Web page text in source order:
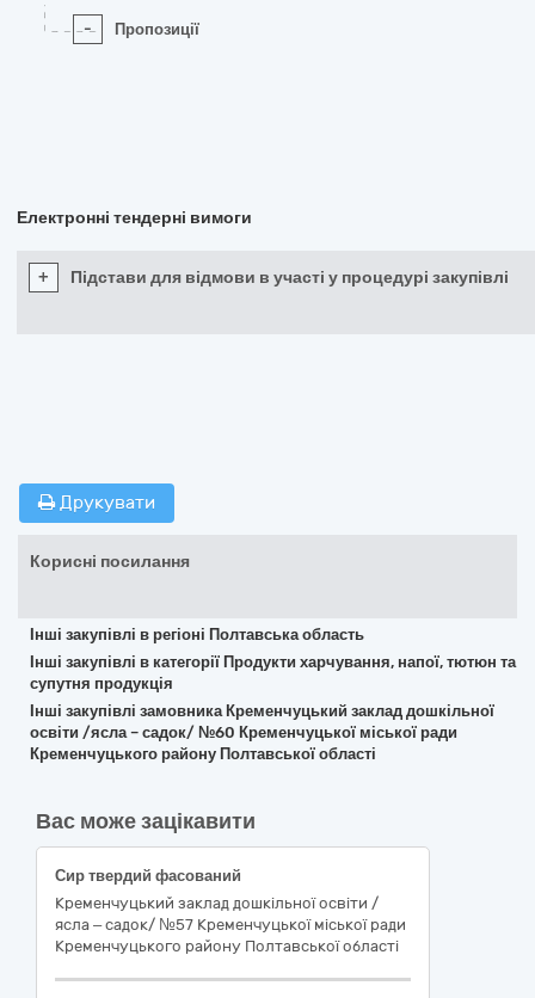
- Пропозиції
Електронні тендерні вимоги
+ Підстави для відмови в участі у процедурі закупівлі
Друкувати
Корисні посилання
Інші закупівлі в регіоні Полтавська область
Інші закупівлі в категорії Продукти харчування, напої, тютюн та
супутня продукція
Інші закупівлі замовника Кременчуцький заклад дошкільної
освіти /ясла – садок/ №60 Кременчуцької міської ради
Кременчуцького району Полтавської області
Вас може зацікавити
Сир твердий фасований
Кременчуцький заклад дошкільної освіти /
ясла – садок/ №57 Кременчуцької міської ради
Кременчуцького району Полтавської області